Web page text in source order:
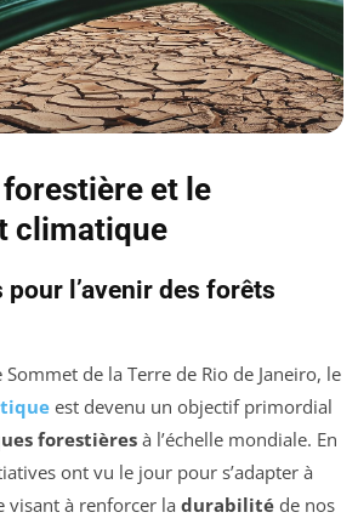
et le
climatique
pour l’avenir des forêts
de la Terre de Rio de Janeiro, le
est devenu un objectif primordial
forestières à l’échelle mondiale. En
ont vu le jour pour s’adapter à
visant à renforcer la durabilité de nos